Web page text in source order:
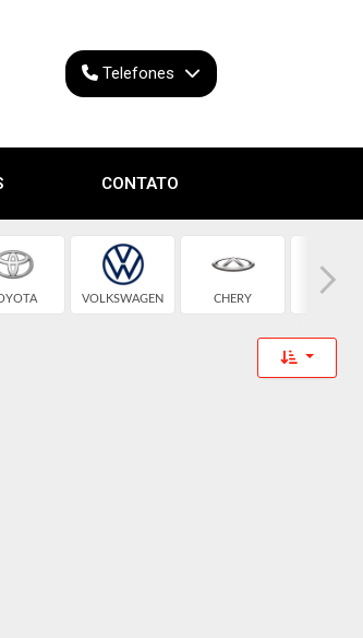
Telefones
CONTATO
VOLKSWAGEN CHERY
Toggle